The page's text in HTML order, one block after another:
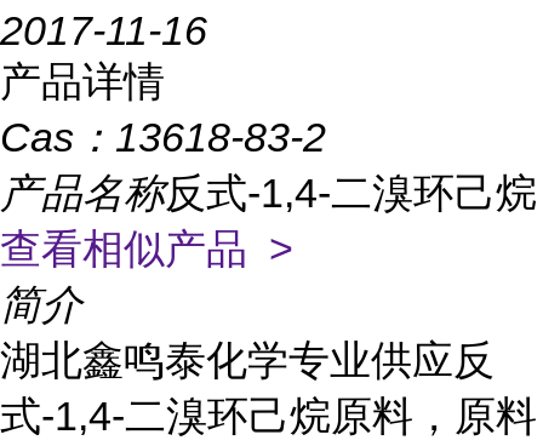
2017-11-16
产品详情
Cas： 13618-83-2
产品名称反式-1,4-二溴环己烷
查看相似产品 >
简介
湖北鑫鸣泰化学专业供应反
式-1,4-二溴环己烷原料，原料